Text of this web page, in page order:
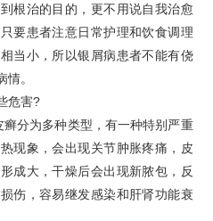
根治的目的，更不用说自我治愈
要患者注意日常护理和饮食调理
当小，所以银屑病患者不能有侥
。
危害?
分为多种类型，有一种特别严重
现象，会出现关节肿胀疼痛，皮
成大，干燥后会出现新脓包，反
伤，容易继发感染和肝肾功能衰